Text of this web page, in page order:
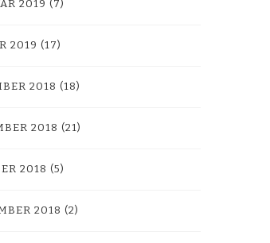
2019 (7)
2019 (17)
2018 (18)
2018 (21)
2018 (5)
2018 (2)